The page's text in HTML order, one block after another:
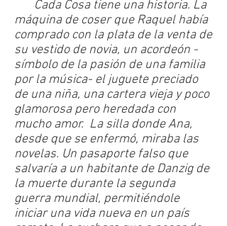
Cada Cosa tiene una historia. La
máquina de coser que Raquel había
comprado con la plata de la venta de
su vestido de novia, un acordeón -
símbolo de la pasión de una familia
por la música- el juguete preciado
de una niña, una cartera vieja y poco
glamorosa pero heredada con
mucho amor. La silla donde Ana,
desde que se enfermó, miraba las
novelas. Un pasaporte falso que
salvaría a un habitante de Danzig de
la muerte durante la segunda
guerra mundial, permitiéndole
iniciar una vida nueva en un país